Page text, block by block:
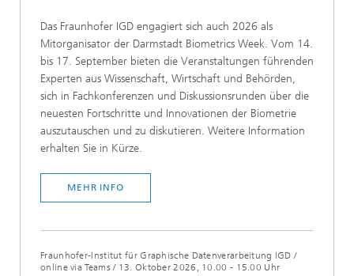
Das Fraunhofer IGD engagiert sich auch 2026 als
Mitorganisator der Darmstadt Biometrics Week. Vom 14.
bis 17. September bieten die Veranstaltungen führenden
Experten aus Wissenschaft, Wirtschaft und Behörden,
sich in Fachkonferenzen und Diskussionsrunden über die
neuesten Fortschritte und Innovationen der Biometrie
auszutauschen und zu diskutieren. Weitere Information
erhalten Sie in Kürze.
MEHR INFO
Fraunhofer-Institut für Graphische Datenverarbeitung IGD /
online via Teams/ 13. Oktober 2026, 10.00 - 15.00 Uhr